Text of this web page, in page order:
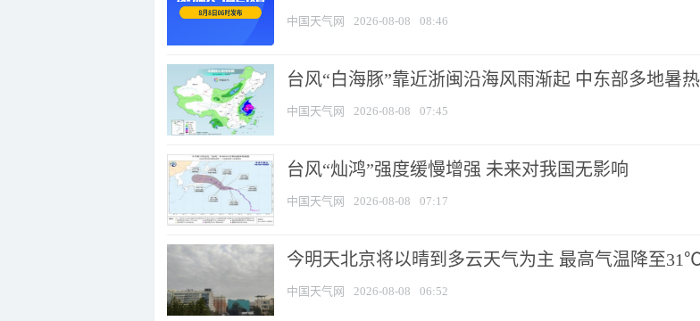
中国天气网 2026-08-08 08:46
台风“白海豚”靠近浙闽沿海风雨渐起 中东部多地暑
中国天气网 2026-08-08 07:45
台风“灿鸿”强度缓慢增强 未来对我国无影响
中国天气网 2026-08-08 07:17
今明天北京将以晴到多云天气为主 最高气温降至
中国天气网 2026-08-08 06:52